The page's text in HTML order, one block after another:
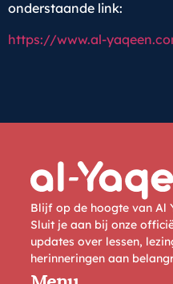
onderstaande link:
https://www.al-
Blijf op de hoogte van Al
Sluit je aan bij onze
updates over lessen,
herinneringen aan